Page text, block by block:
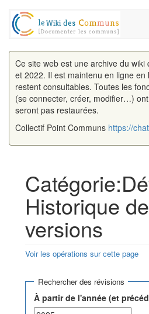
Ce site web est une archive du
et 2022. Il est maintenu en ligne en
restent consultables. Toutes les
(se connecter, créer, modifier…)
seront pas restaurées.
Collectif Point Communs https://
Historique
versions
Voir les opérations sur cette page
Rechercher des révisions
À partir de l'année (et